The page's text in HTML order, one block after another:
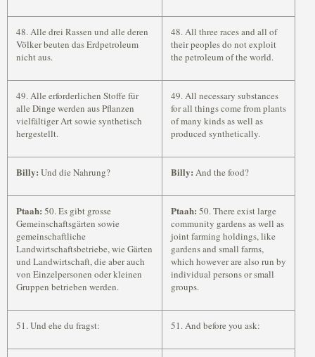
48. Alle drei Rassen und alle deren
Völker beuten das Erdpetroleum
nicht aus.
48. All three races and all of
their peoples do not exploit
the petroleum of the world.
49. Alle erforderlichen Stoffe für
alle Dinge werden aus Pflanzen
vielfältiger Art sowie synthetisch
hergestellt.
49. All necessary substances
for all things come from plants
of many kinds as well as
produced synthetically.
Billy: Und die Nahrung? Billy: And the food?
Ptaah: 50. Es gibt grosse
Gemeinschaftsgärten sowie
gemeinschaftliche
Landwirtschaftsbetriebe, wie Gärten
und Landwirtschaft, die aber auch
von Einzelpersonen oder kleinen
Gruppen betrieben werden.
Ptaah: 50. There exist large
community gardens as well as
joint farming holdings, like
gardens and small farms,
which however are also run by
individual persons or small
groups.
51. Und ehe du fragst: 51. And before you ask: